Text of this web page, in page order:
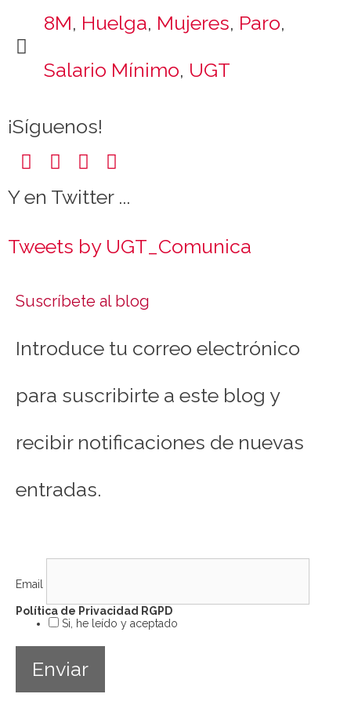
c
o
8M, Huelga, Mujeres, Paro,
Salario Mínimo, UGT
¡Síguenos!
Y en Twitter ...
Tweets by UGT_Comunica
Suscríbete al blog
Introduce tu correo electrónico
para suscribirte a este blog y
recibir notificaciones de nuevas
entradas.
Email
Política de Privacidad RGPD
Si, he leído y aceptado